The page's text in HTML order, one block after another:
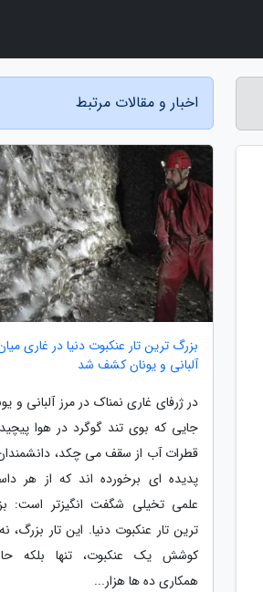
اخبار و مقالات مرتبط
بزرگ ترین تار عنکبوت دنیا در غاری
آلبانی و یونان کشف شد
در ژرفای غاری نمناک در مرز آلبانی و
جایی که بوی تند گوگرد در هوا
قطرات آب از سقف می چکد،
پدیده ای برخورده اند که از هر
علمی تخیلی شگفت انگیزتر است:
ترین تار عنکبوت دنیا. این تار بزرگ،
کوشش یک عنکبوت، تنها بلکه
همکاری ده ها هزار...